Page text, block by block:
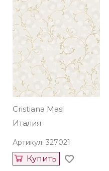
Cristiana Masi
Италия
Артикул: 327021
Купить